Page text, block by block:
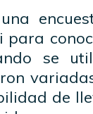
una
para
se
de